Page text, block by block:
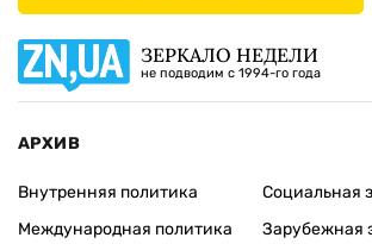
ЗЕРКАЛО НЕДЕЛИ
не подводим с 1994-го года
АРХИВ
Внутренняя политика
Международная политика
Социальная
Зарубежная